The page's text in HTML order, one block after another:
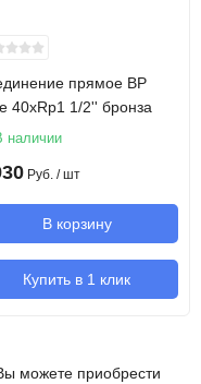
прямое ВР
40хRp1 1/2'' бронза
наличии
Руб. / шт
В корзину
Купить в 1 клик
можете приобрести